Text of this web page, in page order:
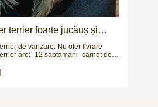
terrier foarte jucăuș și
de vanzare. Nu ofer livrare
-carnet de
ESTE